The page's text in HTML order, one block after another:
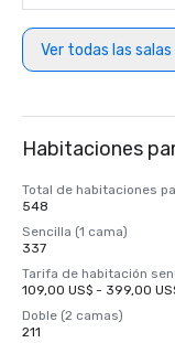
Ver todas las
Habitaciones
Total de habitaciones
548
Sencilla (1 cama)
337
Tarifa de habitación
109,00 US$ - 399,00
Doble (2 camas)
211